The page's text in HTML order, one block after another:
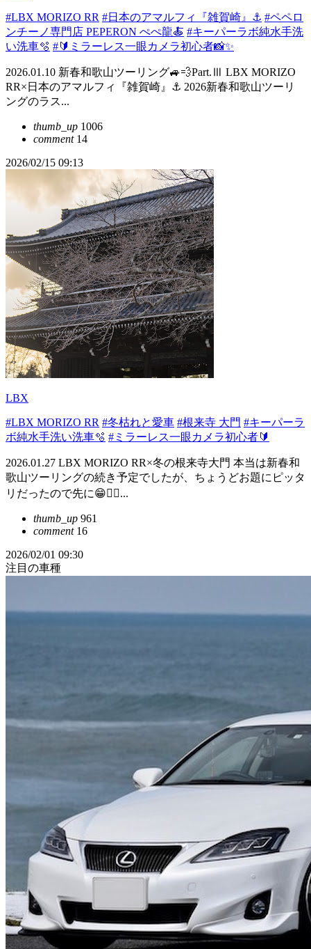
#LBX MORIZO RR #日本のアマルフィ『雑賀崎』⚓️ #ペペロ
ンチーノ専門店 PEPERON ぺぺ龍🍝 #キーパーラボ純水手洗
い洗車🫧 #🔰ミラーレス一眼カメラ初心者📸✨️
2026.01.10 新春和歌山ツーリング🚙💨Part.Ⅲ LBX MORIZO
RR×日本のアマルフィ『雑賀崎』⚓️ 2026新春和歌山ツーリ
ングのラス...
thumb_up 1006
comment14
2026/02/15 09:13
LBX
#LBX MORIZO RR #冬枯れと愛車 #根来寺 大門 #キーパーラ
ボ純水手洗い洗車🫧 #ミラーレス一眼カメラ初心者🔰
2026.01.27 LBX MORIZO RR×冬の根来寺大門 本当は新春和
歌山ツーリングの続き予定でしたが、ちょうどお題にピッタ
リだったので先に😁👍🏻...
thumb_up 961
comment16
2026/02/01 09:30
注目の車種